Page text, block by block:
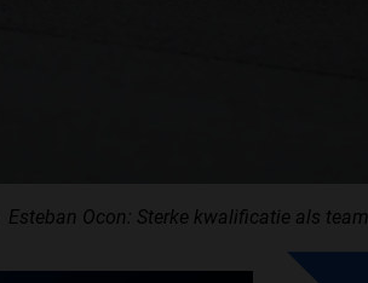
Esteban Ocon: Sterke kwalificatie als team